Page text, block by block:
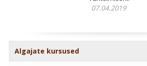
07.04.2019
Algajate kursused